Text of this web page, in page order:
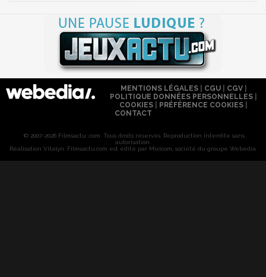
MENTIONS LÉGALES| CGU| CGV|
POLITIQUE DONNÉES PERSONNELLES
COOKIES
PRÉFÉRENCE COOKIES
CONTACT
© 2007-2026 Filmsactu .com. Tous droits réservés. Reproduction interdite sans
autorisation.
Réalisation Vitalyn . Filmsactu .com est édité par Mixicom, société du groupe Webedia.